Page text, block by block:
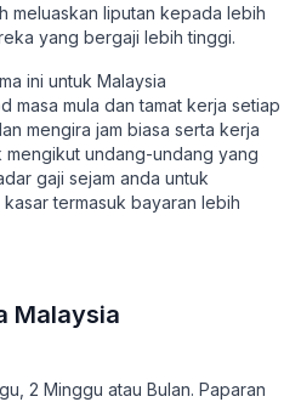
meluaskan liputan kepada lebih
yang bergaji lebih tinggi.
ini untuk Malaysia
masa mula dan tamat kerja setiap
mengira jam biasa serta kerja
mengikut undang-undang yang
gaji sejam anda untuk
termasuk bayaran lebih
Malaysia
2 Minggu atau Bulan. Paparan